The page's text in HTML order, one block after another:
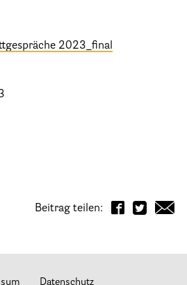
Einrichtungen
2023_final
Beitrag teilen:
Datenschutz